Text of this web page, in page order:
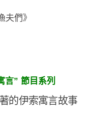
們》
言” 節目系列
的伊索寓言故事